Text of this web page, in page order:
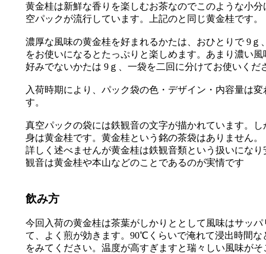
黄金桂は新鮮な香りを楽しむお茶なのでこのような小分
空パックが流行しています。上記のと同じ黄金桂です。
濃厚な風味の黄金桂を好まれるかたは、おひとりで 9ｇ
をお使いになるとたっぷりと楽しめます。あまり濃い風
好みでないかたは 9ｇ、一袋を二回に分けてお使いくだ
入荷時期により、パック袋の色・デザイン・内容量は変
す。
真空パックの袋には鉄観音の文字が描かれています。し
身は黄金桂です。黄金桂という銘の茶袋はありません。
詳しく述べませんが黄金桂は鉄観音類という扱いになり
観音は黄金桂や本山などのことであるのが実情です
飲み方
今回入荷の黄金桂は茶葉がしかりととして風味はサッパ
て、よく煎が効きます。90℃くらいで淹れて浸出時間な
をみてください。温度が高すぎますと瑞々しい風味がそ